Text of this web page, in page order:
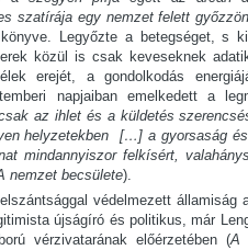
szatírája egy nemzet felett
Legyőzte a betegséget, s
közül is csak keveseknek
erejét, a gondolkodás
napjaiban emelkedett a
az ihlet és a küldetés
helyzetekben […] a gyorsaság
mindannyiszor felkísért,
nemzet becsülete).
védelmezett államiság
újságíró és politikus, már
vérzivatarának előérzetében (A